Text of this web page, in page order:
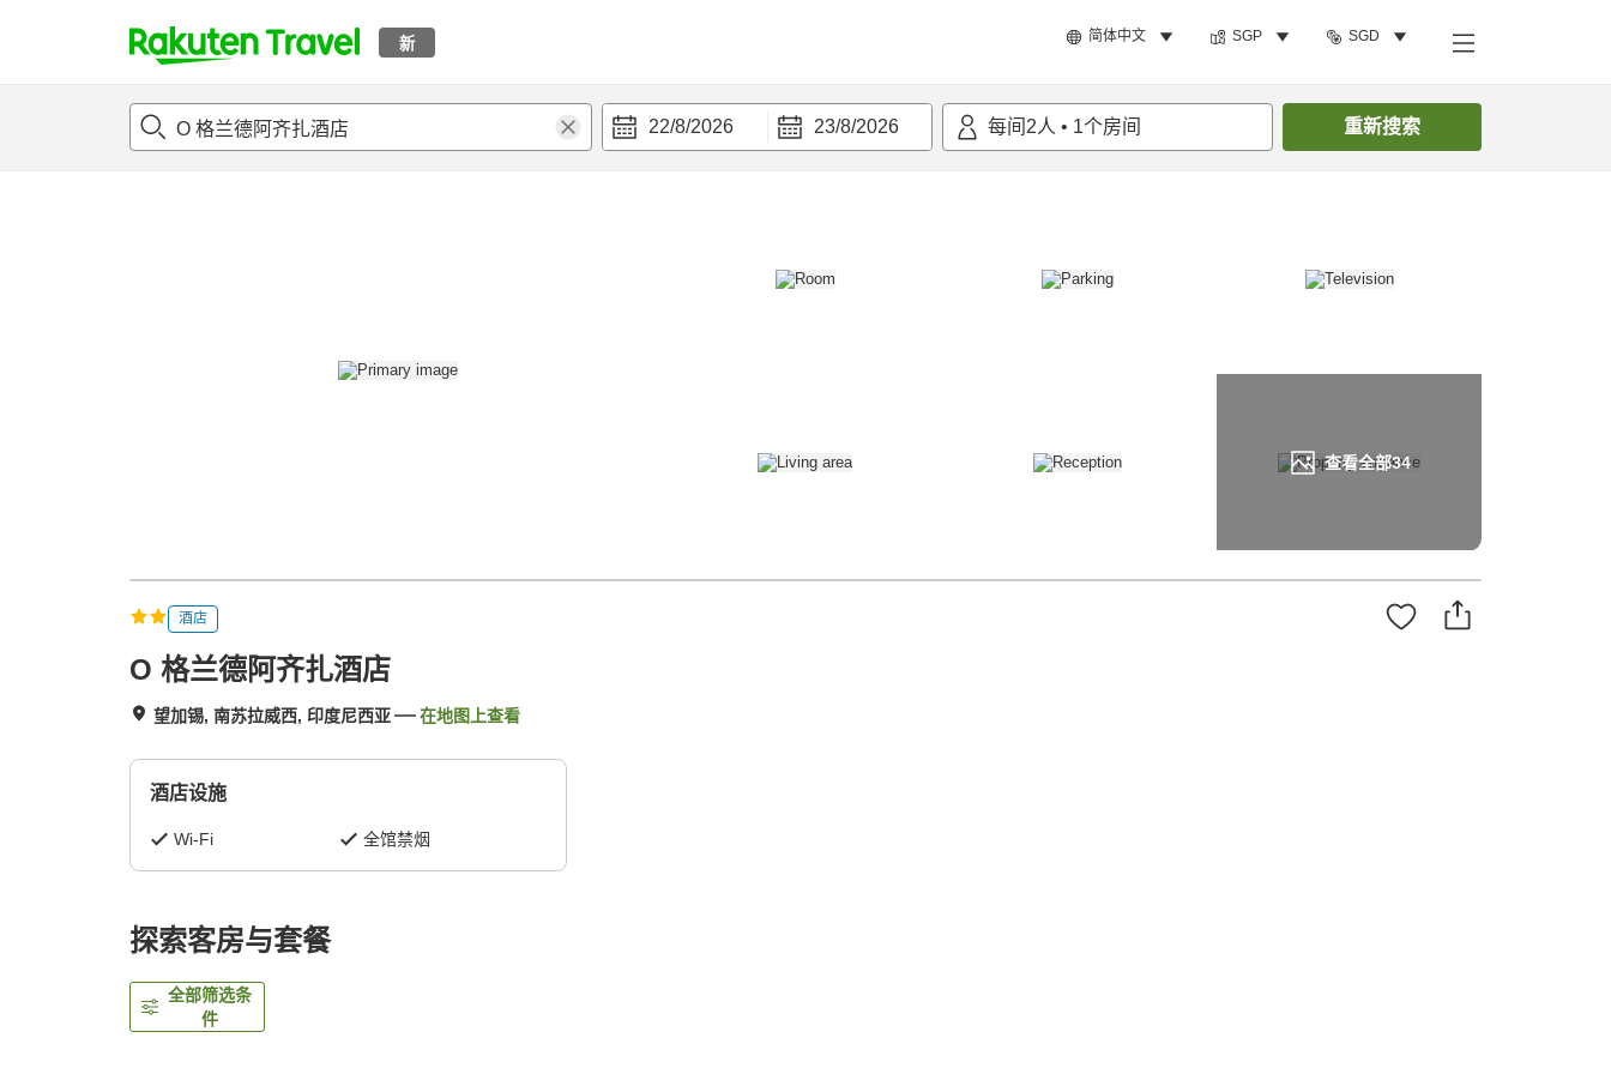
新 简体中文 SGP SGD
t
p
22/8/2026 23/8/2026 每间 2人 • 1个房间 重新搜索
查看全部34
概况 客房及住宿套餐评论设施 搜索客房
酒店
O 格兰德阿齐扎酒店
望加锡, 南苏拉威西, 印度尼西亚 在地图上查看
酒店设施
Wi-Fi 全馆禁烟
探索客房与套餐
全部筛选条
件